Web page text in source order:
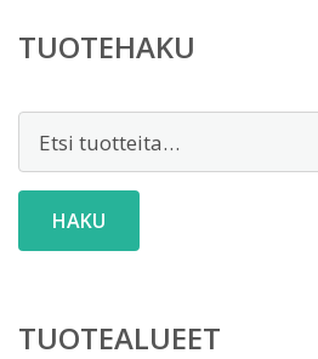
TUOTEHAKU
HAKU
TUOTEALUEET